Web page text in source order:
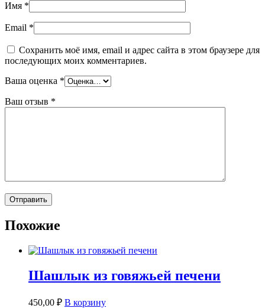
Имя *
Email *
Сохранить моё имя, email и адрес сайта в этом браузере для
последующих моих комментариев.
Ваша оценка *
Ваш отзыв *
Похожие
Шашлык из говяжьей печени
450,00 ₽ В корзину